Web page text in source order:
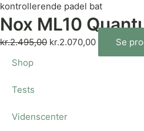
kontrollerende padel bat
Nox ML10
kr.2.495,00 kr.2.070,00
Se
Shop
Tests
Videnscenter